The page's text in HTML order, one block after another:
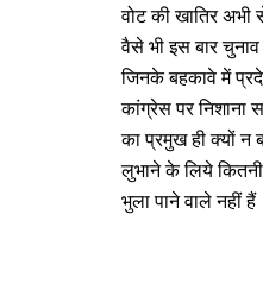
वोट की खातिर अभी
वैसे भी इस बार चुनाव
जिनके बहकावे में
कांग्रेस पर निशाना
का प्रमुख ही क्यों न
लुभाने के लिये
भुला पाने वाले नहीं हैं